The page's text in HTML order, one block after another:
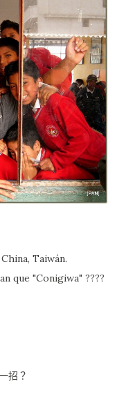
Taiwán.
que "Conigiwa" ????
招？